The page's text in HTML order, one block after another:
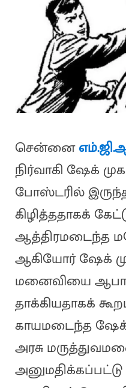
சென்னை
நிர்வாகி ஷேக்
போஸ்டரில்
கிழித்ததாகக்
ஆத்திரமடைந்த
ஆகியோர் ஷேக்
மனைவியை
தாக்கியதாகக்
காயமடைந்த ஷேக்
அரசு
அனுமதிக்கப்பட்டு